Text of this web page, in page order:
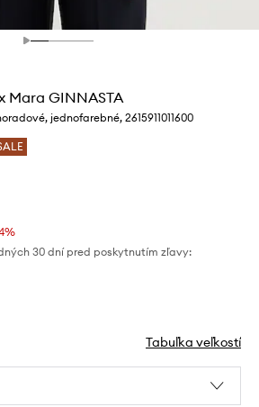
Mara GINNASTA
jednofarebné, 2615911011600
30 dní pred poskytnutím zľavy:
Tabuľka veľkostí